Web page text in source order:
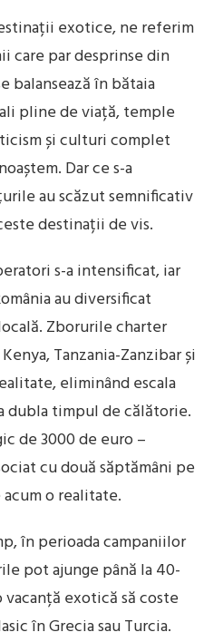
exotice, ne referim
care par desprinse din
balansează în bătaia
pline de viață, temple
și culturi complet
Dar ce s-a
au scăzut semnificativ
destinații de vis.
s-a intensificat, iar
au diversificat
Zborurile charter
Tanzania-Zanzibar și
eliminând escala
dubla timpul de călătorie.
de 3000 de euro –
cu două săptămâni pe
o realitate.
în perioada campaniilor
pot ajunge până la 40-
vacanță exotică să coste
în Grecia sau Turcia.